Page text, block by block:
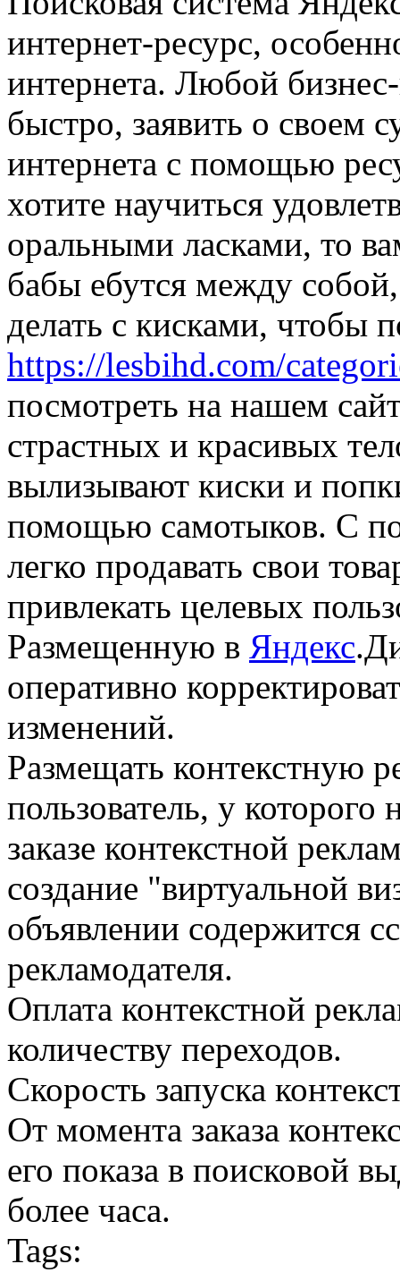
интернет-ресурс,
интернета. Любой
быстро, заявить о своем
интернета с помощью
хотите научиться
оральными ласками, то
бабы ебутся между
делать с кисками, чтобы
https://lesbihd.com/
посмотреть на нашем
страстных и красивых
вылизывают киски и
помощью самотыков. С
легко продавать свои
привлекать целевых
Размещенную в Яндекс
оперативно
изменений.
Размещать контекстную
пользователь, у которого
заказе контекстной
создание "виртуальной
объявлении содержится
рекламодателя.
Оплата контекстной
количеству переходов.
Скорость запуска
От момента заказа
его показа в поисковой
более часа.
Tags: